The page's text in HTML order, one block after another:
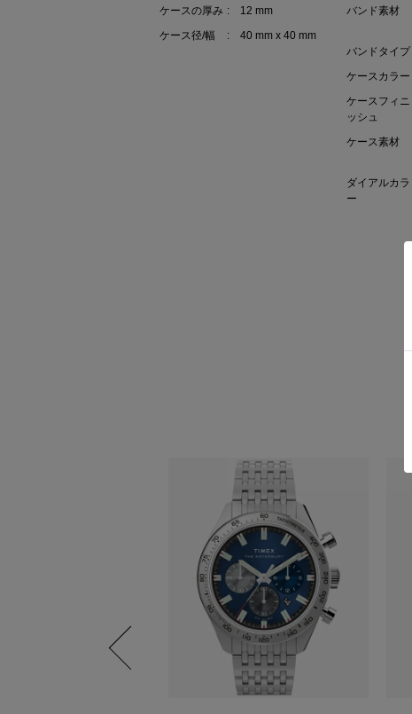
ケースの厚み : 12 mm
ケース径/幅
: 40 mm x 40 mm
バンド素材
バンドタイプ
ケースカラー
ケースフィニ
ッシュ
ケース素材
ダイアルカラ
ー